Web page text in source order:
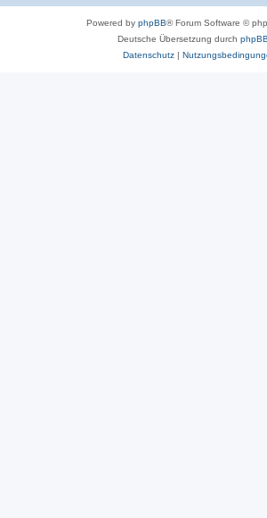
Powered by phpBB® Forum Software ©
Deutsche Übersetzung durch
Datenschutz|